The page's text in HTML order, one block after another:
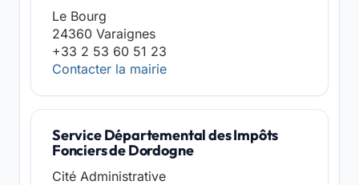
Le Bourg
24360 Varaignes
+33 2 53 60 51 23
Contacter la mairie
Service Départemental des Impôts
Fonciers de Dordogne
Cité Administrative